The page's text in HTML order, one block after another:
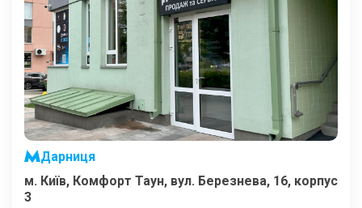
Дарниця
м. Київ, Комфорт Таун, вул. Березнева, 16, корпус
3